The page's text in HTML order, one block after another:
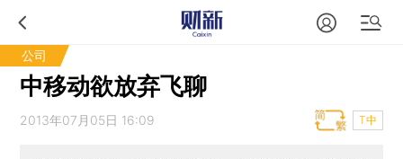
公司
中移动欲放弃飞聊
2013年07月05日 16:09 T中